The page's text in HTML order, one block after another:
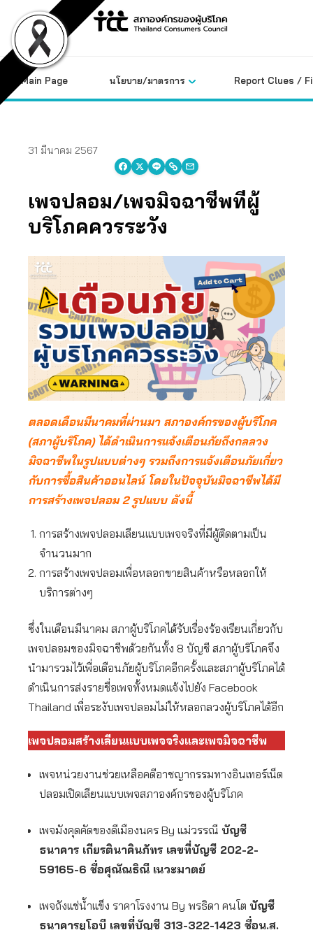
content
Main Page นโยบาย/มาตรการ Report Clues /
31 มีนาคม 2567
เพจปลอม/เพจมิจฉาชีพที่ผู้
บริโภคควรระวัง
ตลอดเดือนมีนาคมที่ผ่านมา สภาองค์กรของผู้บริโภค
(สภาผู้บริโภค) ได้ดำเนินการแจ้งเตือนภัยถึงกลลวง
มิจฉาชีพในรูปแบบต่างๆ รวมถึงการแจ้งเตือนภัยเกี่ยว
กับการซื้อสินค้าออนไลน์ โดยในปัจจุบันมิจฉาชีพได้มี
การสร้างเพจปลอม 2 รูปแบบ ดังนี้
การสร้างเพจปลอมเลียนแบบเพจจริงที่มีผู้ติดตามเป็น
จำนวนมาก
การสร้างเพจปลอมเพื่อหลอกขายสินค้าหรือหลอกให้
บริการต่างๆ
ซึ่งในเดือนมีนาคม สภาผู้บริโภคได้รับเรื่องร้องเรียนเกี่ยวกับ
เพจปลอมของมิจฉาชีพด้วยกันทั้ง 8 บัญชี สภาผู้บริโภคจึง
นำมารวมไว้เพื่อเตือนภัยผู้บริโภคอีกครั้งและสภาผู้บริโภคได้
ดำเนินการส่งรายชื่อเพจทั้งหมดแจ้งไปยัง Facebook
Thailand เพื่อระงับเพจปลอมไม่ให้หลอกลวงผู้บริโภคได้อีก
เพจปลอมสร้างเลียนแบบเพจจริงและเพจมิจฉาชีพ
เพจหน่วยงานช่วยเหลือคดีอาชญากรรมทางอินเทอร์เน็ต
ปลอมเปิดเลียนแบบเพจสภาองค์กรของผู้บริโภค
เพจมังคุดคัดของดีเมืองนคร By แม่วรรณี บัญชี
ธนาคาร เกียรตินาคินภัทร เลขที่บัญชี 202-2-
59165-6 ชื่อศุณัณธิณี เนวะมาตย์
เพจถังแช่น้ำแข็ง ราคาโรงงาน By พรธิดา คนโต บัญชี
ธนาคารยูโอบี เลขที่บัญชี 313-322-1423 ชื่อน.ส.